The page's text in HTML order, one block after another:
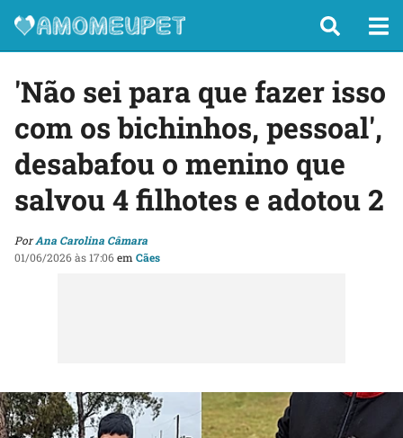
'Não sei para que fazer isso
com os bichinhos, pessoal',
desabafou o menino que
salvou 4 filhotes e adotou 2
PorAna Carolina Câmara
01/06/2026 às 17:06em Cães